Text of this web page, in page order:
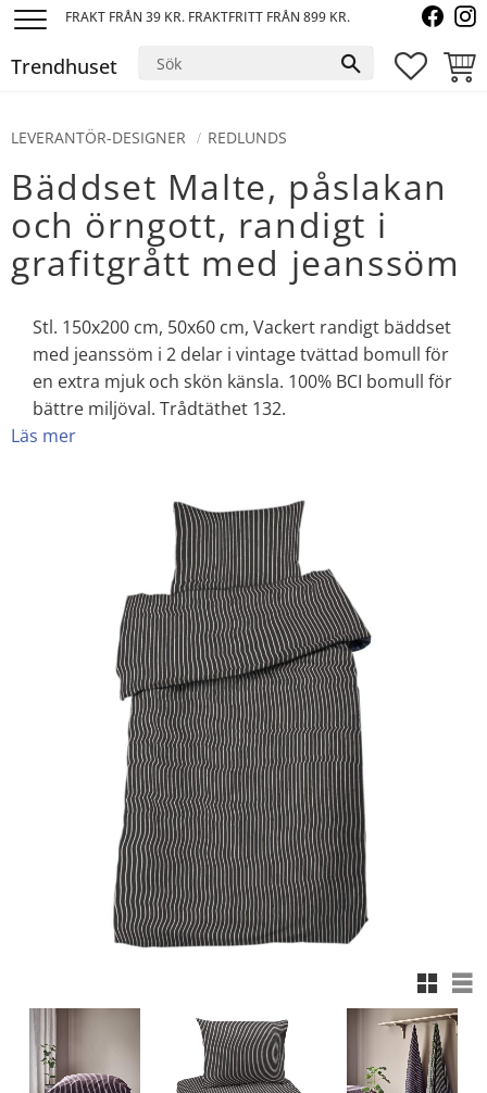
FRAKT FRÅN 39 KR. FRAKTFRITT FRÅN 899 KR.
Trendhuset
LEVERANTÖR-DESIGNER REDLUNDS
Bäddset Malte, påslakan
och örngott, randigt i
grafitgrått med jeanssöm
Stl. 150x200 cm, 50x60 cm, Vackert randigt bäddset
med jeanssöm i 2 delar i vintage tvättad bomull för
en extra mjuk och skön känsla. 100% BCI bomull för
bättre miljöval. Trådtäthet 132.
Läs mer